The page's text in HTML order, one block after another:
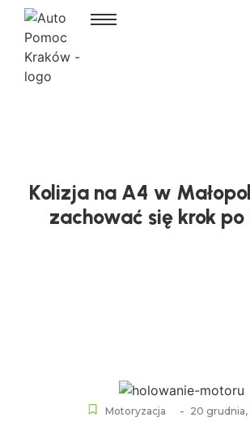
Kolizja na A4 w
zachować się krok po
Motoryzacja - 20 grudnia,